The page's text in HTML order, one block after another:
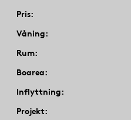
Pris
Våning
Rum
Boarea
Inflyttning
Projekt